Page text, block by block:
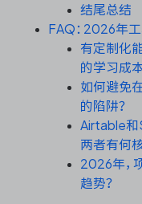
结尾总结
FAQ：2026年
有定制化
的学习成本
如何避免
的陷阱？
Airtable和
两者有何
2026年，
趋势？